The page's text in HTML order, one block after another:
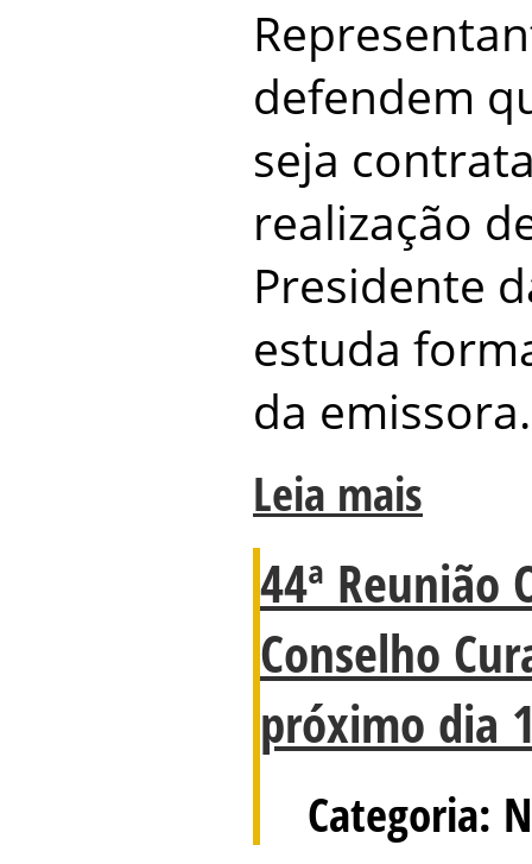
defendem
seja
realização
Presidente
estuda
da emissora.
Leia mais
44ª Reunião
Conselho
próximo dia
Categoria: